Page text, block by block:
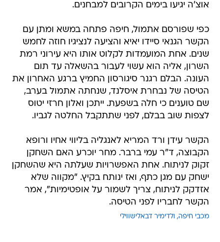
אוצ'ה יגיעו בימים הקרובים למבחנים.
כפי שפורסם אתמול, חיפה פתחה במשא ומתן עם
הקשר הגנאי סיידו יאיא והציעה לנציגיו חוזה לחמש
שנים. אחת המועמדות לקלוט אותו היא עירוני רמת
השרון, אליה הוא עשוי לעבור בהשאלה עד תום
העונה. הבלם רגנר סיגורסון החמיץ ברגע האחרון את
הטיסה של נבחרת איסלנד, שנחתה אתמול בערב,
שם טוענים כי חלה בשפעת. ייתכן ואלון חרזי יטוס
לצפות שוב בבלם, לפני שתתקבל החלטה לגביו.
הקשר עידן ורד המריא לאנגליה בליווי אחיו ורופא
הקבוצה, ד"ר עמי ברבר. מחר יוכרע האם השחקן
זקוק לניתוח. אחת האפשרויות שעלתה היא שהשחקן
ישחק עם מגן כתף, ואז ינותח בקיץ. "מקווה שלא
אזדקק לניתוח, צריך לשמור על אופטימיות", אמר
הקשר לחבריו לפני הטיסה.
מכבי חיפה ולדימיר דבאלישווילי